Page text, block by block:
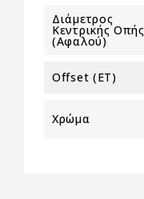
Διάμετρος
Κεντρικής Οπής
(αφαλού)
Offset (ET)
Χρώμα